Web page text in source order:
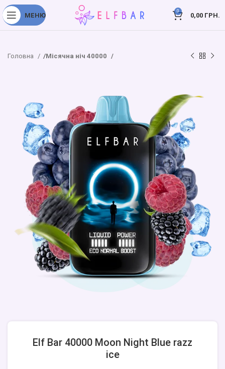
МЕНЮ
0
0,00 ГРН.
Головна Місячна ніч 40000
Elf Bar 40000 Moon Night Blue razz
ice